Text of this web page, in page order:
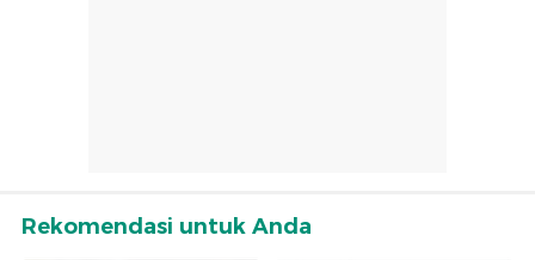
Rekomendasi untuk Anda